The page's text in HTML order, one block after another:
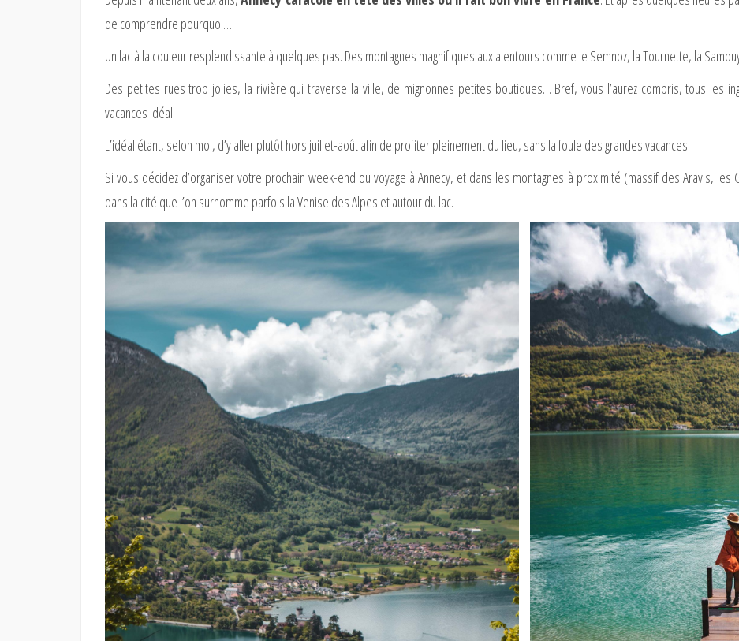
de comprendre pourquoi…
Un lac à la couleur resplendissante à quelques pas. Des montagnes magnifiques aux alentours comme le Semnoz, la Tournette, la
Des petites rues trop jolies, la rivière qui traverse la ville, de mignonnes petites boutiques… Bref, vous l’aurez compris, tous les
vacances idéal.
L’idéal étant, selon moi, d’y aller plutôt hors juillet-août afin de profiter pleinement du lieu, sans la foule des grandes vacances.
Si vous décidez d’organiser votre prochain week-end ou voyage à Annecy, et dans les montagnes à proximité (massif des Aravis,
dans la cité que l’on surnomme parfois la Venise des Alpes et autour du lac.